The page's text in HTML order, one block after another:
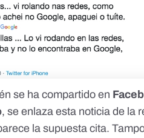
se ha compartido en
, se enlazaesta noticia de la
la supuesta cita.